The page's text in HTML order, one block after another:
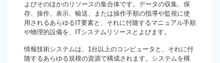
よびそのほかのリソースの集合体です。データの収集、保
存、操作、表示、輸送、または操作手順の指導や監視に使
用されるあらゆるIT要素と、それに付随するマニュアル手順
や物理的設備を、ITシステムリソースとよびます。
情報技術システムは、1台以上のコンピュータと、それに付
随するあらゆる規模の資源で構成されます。システムを構